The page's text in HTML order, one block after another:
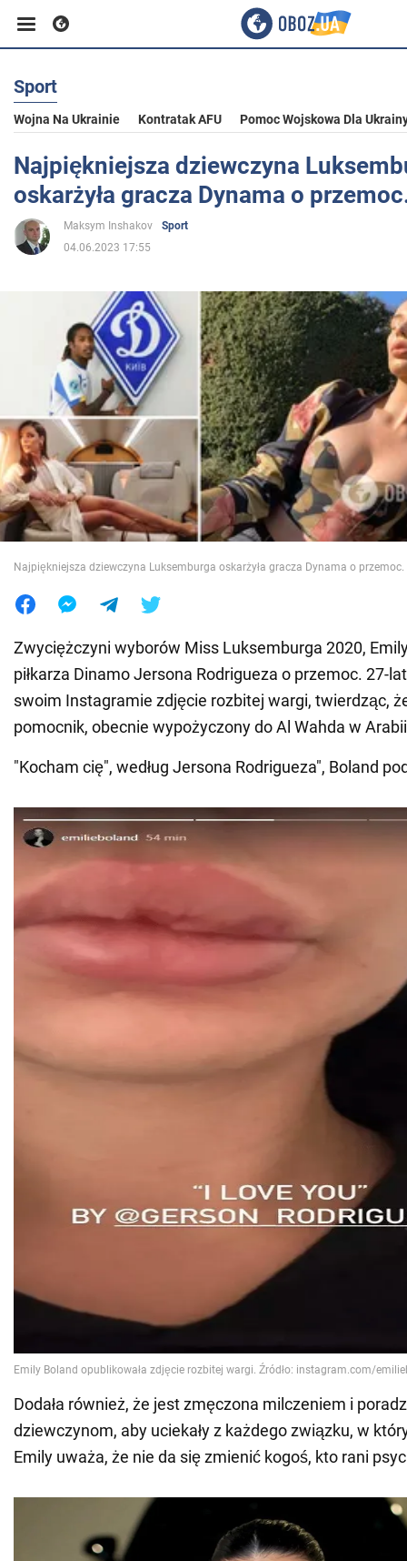
Biznes
Sport
Rozrywka
Polityka
Społeczeństwo
Wojna na Ukrainie
Świat
Jedzenie
Sport
Wojna Na Ukrainie Kontratak AFU Pomoc Wojskowa Dla
Najpiękniejsza dziewczyna
oskarżyła gracza Dynama o
Maksym Inshakov
Sport
04.06.2023 17:55
Najpiękniejsza dziewczyna Luksemburga oskarżyła gracza Dynama o
Zwyciężczyni wyborów Miss Luksemburga 2020,
piłkarza Dinamo Jersona Rodrigueza o przemoc. 27-
swoim Instagramie zdjęcie rozbitej wargi, twierdząc,
pomocnik, obecnie wypożyczony do Al Wahda w
"Kocham cię", według Jersona Rodrigueza", Boland
Dodała również, że jest zmęczona milczeniem i
dziewczynom, aby uciekały z każdego związku, w
Emily uważa, że nie da się zmienić kogoś, kto rani